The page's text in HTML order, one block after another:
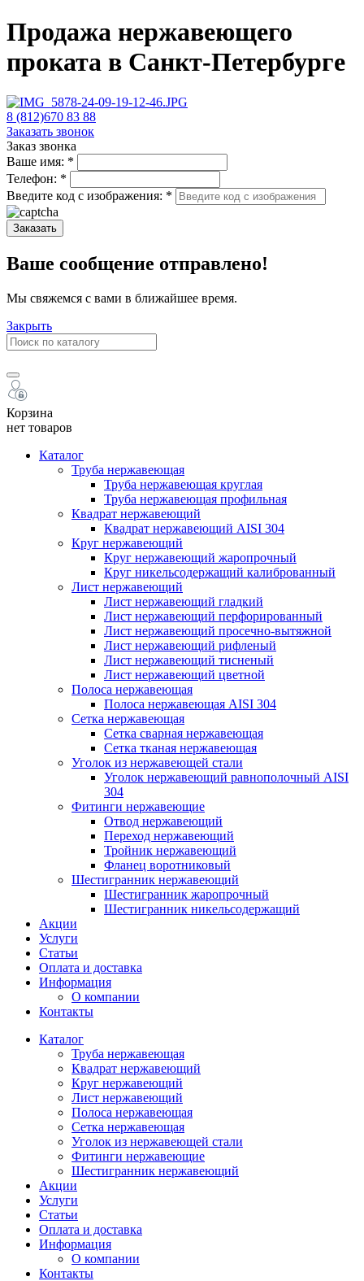
Продажа нержавеющего
проката в Санкт-Петербурге
8 (812)670 83 88
Заказать звонок
Заказ звонка
Ваше имя: *
Телефон: *
Введите код с изображения: *
Заказать
Ваше сообщение отправлено!
Мы свяжемся с вами в ближайшее время.
Закрыть
Корзина
нет товаров
Каталог
Труба нержавеющая
Труба нержавеющая круглая
Труба нержавеющая профильная
Квадрат нержавеющий
Квадрат нержавеющий AISI 304
Круг нержавеющий
Круг нержавеющий жаропрочный
Круг никельсодержащий калиброванный
Лист нержавеющий
Лист нержавеющий гладкий
Лист нержавеющий перфорированный
Лист нержавеющий просечно-вытяжной
Лист нержавеющий рифленый
Лист нержавеющий тисненый
Лист нержавеющий цветной
Полоса нержавеющая
Полоса нержавеющая AISI 304
Сетка нержавеющая
Сетка сварная нержавеющая
Сетка тканая нержавеющая
Уголок из нержавеющей стали
Уголок нержавеющий равнополочный AISI
304
Фитинги нержавеющие
Отвод нержавеющий
Переход нержавеющий
Тройник нержавеющий
Фланец воротниковый
Шестигранник нержавеющий
Шестигранник жаропрочный
Шестигранник никельсодержащий
Акции
Услуги
Статьи
Оплата и доставка
Информация
О компании
Контакты
Каталог
Труба нержавеющая
Квадрат нержавеющий
Круг нержавеющий
Лист нержавеющий
Полоса нержавеющая
Сетка нержавеющая
Уголок из нержавеющей стали
Фитинги нержавеющие
Шестигранник нержавеющий
Акции
Услуги
Статьи
Оплата и доставка
Информация
О компании
Контакты